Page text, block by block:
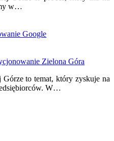
w…
Google
Zielona Góra
to temat, który zyskuje na
W…